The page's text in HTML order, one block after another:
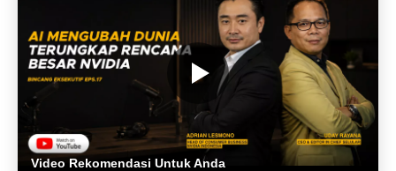
Video Rekomendasi Untuk Anda